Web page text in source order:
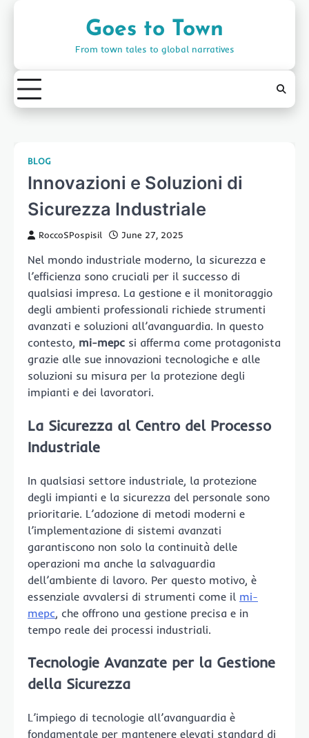
Goes to Town
From town tales to global narratives
BLOG
Innovazioni e Soluzioni di
Sicurezza Industriale
RoccoSPospisil June 27, 2025
Nel mondo industriale moderno, la sicurezza e
l’efficienza sono cruciali per il successo di
qualsiasi impresa. La gestione e il monitoraggio
degli ambienti professionali richiede strumenti
avanzati e soluzioni all’avanguardia. In questo
contesto, mi-mepc si afferma come protagonista
grazie alle sue innovazioni tecnologiche e alle
soluzioni su misura per la protezione degli
impianti e dei lavoratori.
La Sicurezza al Centro del Processo
Industriale
In qualsiasi settore industriale, la protezione
degli impianti e la sicurezza del personale sono
prioritarie. L’adozione di metodi moderni e
l’implementazione di sistemi avanzati
garantiscono non solo la continuità delle
operazioni ma anche la salvaguardia
dell’ambiente di lavoro. Per questo motivo, è
essenziale avvalersi di strumenti come il mi-
mepc, che offrono una gestione precisa e in
tempo reale dei processi industriali.
Tecnologie Avanzate per la Gestione
della Sicurezza
L’impiego di tecnologie all’avanguardia è
fondamentale per mantenere elevati standard di